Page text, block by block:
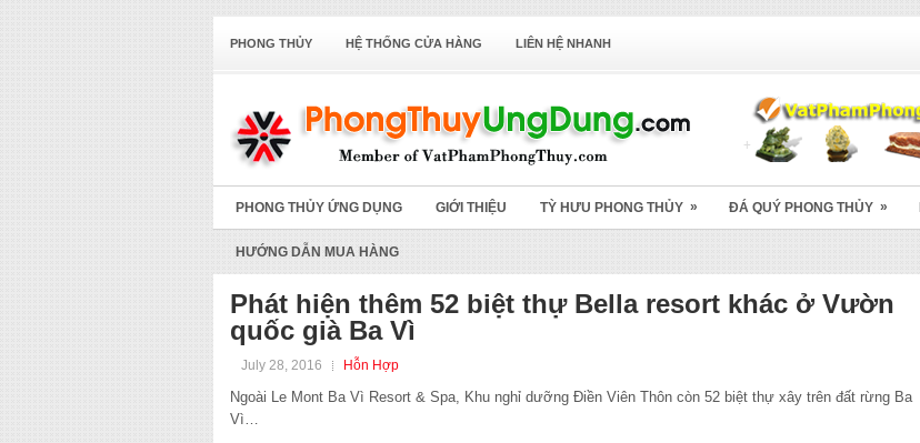
PHONG THỦY HỆ THỐNG CỬA HÀNG LIÊN HỆ NHANH
PHONG THỦY ỨNG DỤNG GIỚI THIỆU TỲ HƯU PHONG THỦY » ĐÁ QUÝ PHONG THỦY »
HƯỚNG DẪN MUA HÀNG
Phát hiện thêm 52 biệt thự Bella resort khác ở Vườn
quốc già Ba Vì
July 28, 2016 Hỗn Hợp
Ngoài Le Mont Ba Vì Resort & Spa, Khu nghỉ dưỡng Điền Viên Thôn còn 52 biệt thự xây trên đất rừng Ba
Vì…